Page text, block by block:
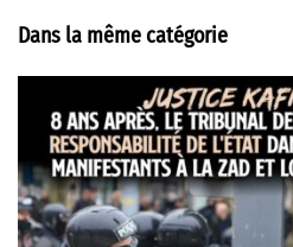
Dans la même catégorie